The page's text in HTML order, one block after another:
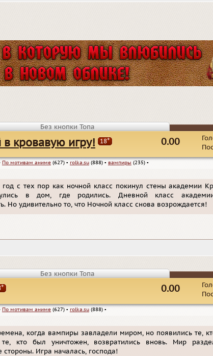
Без кнопки Топа
кровавую игру! 18+ 0.00
По мотивам аниме (627) ▪ rolka.su (888) ▪ вампиры (235) ▪
с тех пор как ночной класс покинул стены академии
в дом, где родились. Дневной класс
Но удивительно то, что Ночной класс снова возрождается!
Без кнопки Топа
+ 0.00
По мотивам аниме (627) ▪ rolka.su (888) ▪
когда вампиры завладели миром, но появились те,
кто был уничтожен, возвратились вновь. Мир
Игра началась, господа!